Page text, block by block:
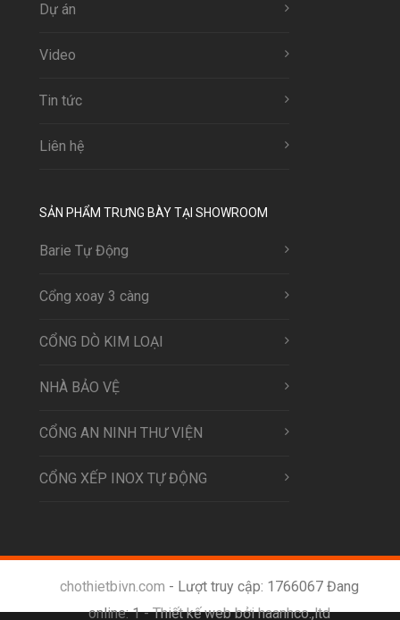
Dự án
Video
Tin tức
Liên hệ
SẢN PHẨM TRƯNG BÀY TẠI SHOWROOM
Barie Tự Động
Cổng xoay 3 càng
CỔNG DÒ KIM LOẠI
NHÀ BẢO VỆ
CỔNG AN NINH THƯ VIỆN
CỔNG XẾP INOX TỰ ĐỘNG
chothietbivn.com - Lượt truy cập: 1766067 Đang
online: 1 -Thiết kế web bởi haanhco.,ltd